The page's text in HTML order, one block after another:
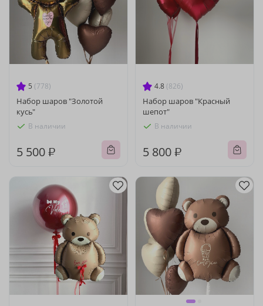
5 (778)
Набор шаров "Золотой
кусь"
В наличии
5 500 ₽
4.8 (826)
Набор шаров "Красный
шепот"
В наличии
5 800 ₽